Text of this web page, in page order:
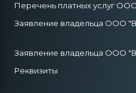
Перечень платных услуг
Заявление владельца ООО
Заявление владельца ООО
Реквизиты